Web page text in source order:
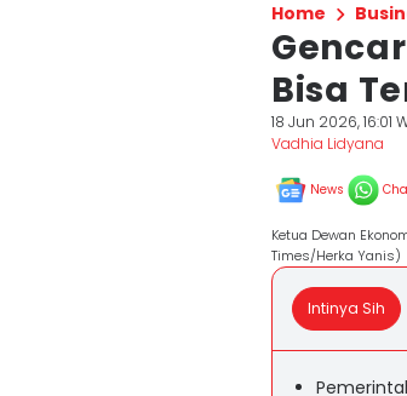
Home
Bisa
18 Jun 2026, 16:01
Vadhia Lidyana
News
Ketua Dewan
Times/Herka Yanis)
Intinya Sih